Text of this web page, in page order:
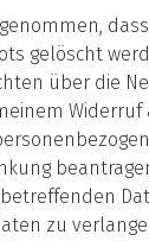
gelöscht
über die
zu